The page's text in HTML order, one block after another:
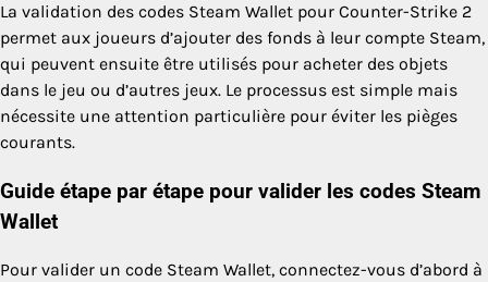
La validation des codes Steam Wallet pour Counter-Strike 2
permet aux joueurs d’ajouter des fonds à leur compte Steam,
qui peuvent ensuite être utilisés pour acheter des objets
dans le jeu ou d’autres jeux. Le processus est simple mais
nécessite une attention particulière pour éviter les pièges
courants.
Guide étape par étape pour valider les codes Steam
Wallet
Pour valider un code Steam Wallet, connectez-vous d’abord à